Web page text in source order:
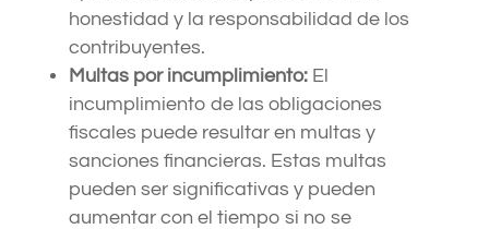
honestidad y la responsabilidad de los
contribuyentes.
Multas por incumplimiento:El
incumplimiento de las obligaciones
fiscales puede resultar en multas y
sanciones financieras. Estas multas
pueden ser significativas y pueden
aumentar con el tiempo si no se